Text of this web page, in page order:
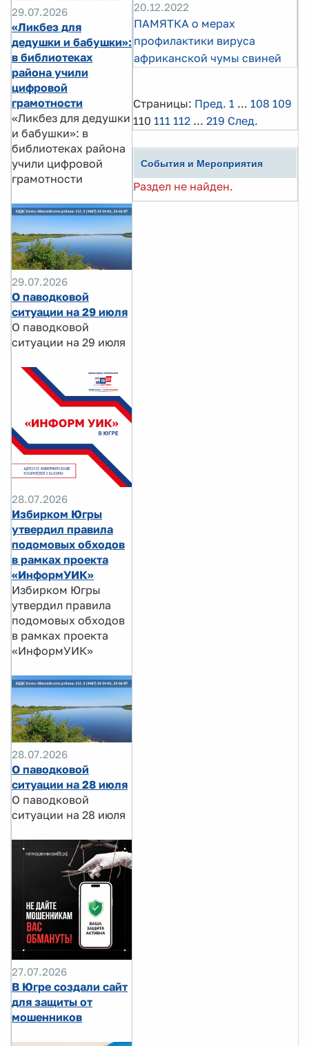
29.07.2026
«Ликбез для
дедушки и бабушки»:
в библиотеках
района учили
цифровой
грамотности
«Ликбез для дедушки
и бабушки»: в
библиотеках района
учили цифровой
грамотности
29.07.2026
О паводковой
ситуации на 29 июля
О паводковой
ситуации на 29 июля
28.07.2026
Избирком Югры
утвердил правила
подомовых обходов
в рамках проекта
«ИнформУИК»
Избирком Югры
утвердил правила
подомовых обходов
в рамках проекта
«ИнформУИК»
28.07.2026
О паводковой
ситуации на 28 июля
О паводковой
ситуации на 28 июля
27.07.2026
В Югре создали сайт
для защиты от
мошенников
20.12.2022
ПАМЯТКА о мерах
профилактики вируса
африканской чумы свиней
Страницы: Пред. 1 ... 108 109
110 111 112 ... 219 След.
События и Мероприятия
Раздел не найден.